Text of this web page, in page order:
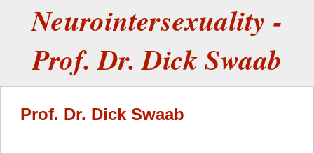
Neurointersexuality -
Prof. Dr. Dick Swaab
Prof. Dr. Dick Swaab